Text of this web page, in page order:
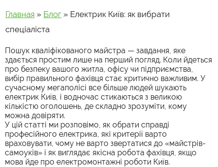
Ціни
Галерея
Відгуки
Блог
Главная » Блог » Електрик Київ: як вибрати
спеціаліста
Пошук кваліфікованого майстра — завдання, яке
здається простим лише на перший погляд. Коли йдеться
про безпеку вашого житла, офісу чи підприємства,
вибір правильного фахівця стає критично важливим. У
сучасному мегаполісі все більше людей шукають
електрик Київ, і водночас стикаються з великою
кількістю оголошень, де складно зрозуміти, кому
можна довіряти.
У цій статті ми розповімо, як обрати справді
професійного електрика, які критерії варто
враховувати, чому не варто звертатися до «майстрів-
самоуків» і як виглядає якісна робота фахівця, якщо
мова йде про електромонтажні роботи Київ.